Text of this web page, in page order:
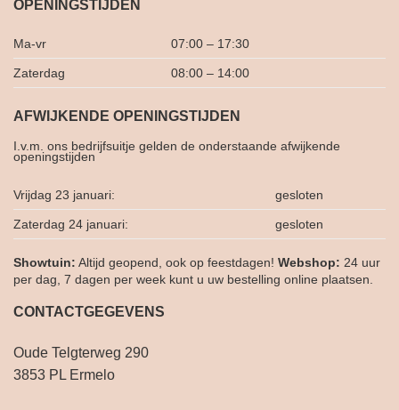
OPENINGSTIJDEN
Ma-vr 07:00 – 17:30
Zaterdag 08:00 – 14:00
AFWIJKENDE OPENINGSTIJDEN
I.v.m. ons bedrijfsuitje gelden de onderstaande afwijkende
openingstijden
Vrijdag 23 januari: gesloten
Zaterdag 24 januari: gesloten
Showtuin: Altijd geopend, ook op feestdagen! Webshop: 24 uur
per dag, 7 dagen per week kunt u uw bestelling online plaatsen.
CONTACTGEGEVENS
Oude Telgterweg 290
3853 PL Ermelo